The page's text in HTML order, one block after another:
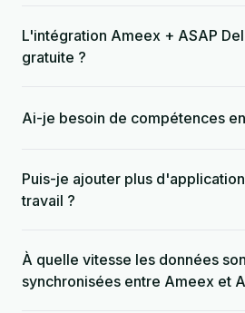
L'intégration Ameex + ASAP
gratuite ?
Ai-je besoin de compétences
Puis-je ajouter plus
travail ?
À quelle vitesse les données
synchronisées entre Ameex et